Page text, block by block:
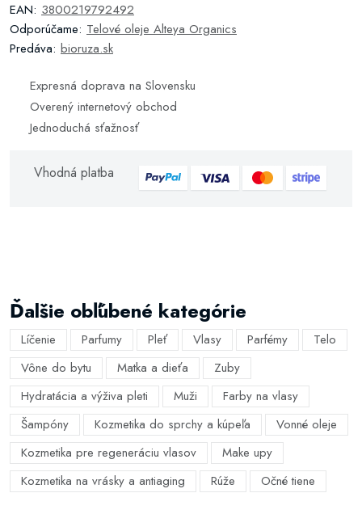
EAN: 3800219792492
Odporúčame: Telové oleje Alteya Organics
Predáva: bioruza.sk
Expresná doprava na Slovensku
Overený internetový obchod
Jednoduchá sťažnosť
Vhodná platba
Ďalšie obľúbené kategórie
Líčenie Parfumy Pleť Vlasy Parfémy
Telo
Vône do bytu
Matka a dieťa
Zuby
Hydratácia a výživa pleti
Muži
Farby na vlasy
Šampóny
Kozmetika do sprchy a kúpeľa
Vonné oleje
Kozmetika pre regeneráciu vlasov
Make upy
Kozmetika na vrásky a antiaging
Rúže Očné tiene